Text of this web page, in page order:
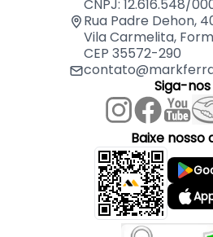
CNPJ: 12.616.548/
Rua Padre Dehon,
Vila Carmelita,
CEP 35572-290
Siga-nos
Baixe nosso